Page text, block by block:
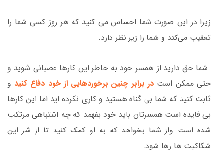
زیرا در این صورت شما احساس می کنید که هر روز کسی شما را
تعقیب می‌کند و شما را زیر نظر دارد.
شما حق دارید از همسر خود به خاطر این کارها عصبانی شوید و
حتی ممکن است در برابر چنین برخوردهایی از خود دفاع کنید و
ثابت کنید که شما بی گناه هستید و کاری نکرده اید اما این کارها
بی فایده است همسرتان باید خود بفهمد که چه اشتباهی مرتکب
شده است واز شما بخواهد که به او کمک کنید تا از شر این
شکاکیت ها رها شود.